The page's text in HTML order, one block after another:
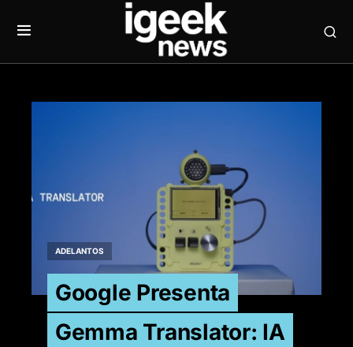
ADELANTOS
Google Presenta
Gemma Translator: IA